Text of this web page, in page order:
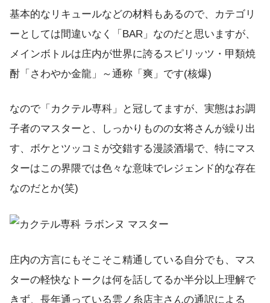
基本的なリキュールなどの材料もあるので、カテゴリ
ーとしては間違いなく「BAR」なのだと思いますが、
メインボトルは庄内が世界に誇るスピリッツ・甲類焼
酎「さわやか金龍」～通称「爽」です(核爆)
なので「カクテル専科」と冠してますが、実態はお調
子者のマスターと、しっかりものの女将さんが繰り出
す、ボケとツッコミが交錯する漫談酒場で、特にマス
ターはこの界隈では色々な意味でレジェンド的な存在
なのだとか(笑)
庄内の方言にもそこそこ精通している自分でも、マス
ターの軽快なトークは何を話してるか半分以上理解で
きず、長年通っている雲ノ糸店主さんの通訳による